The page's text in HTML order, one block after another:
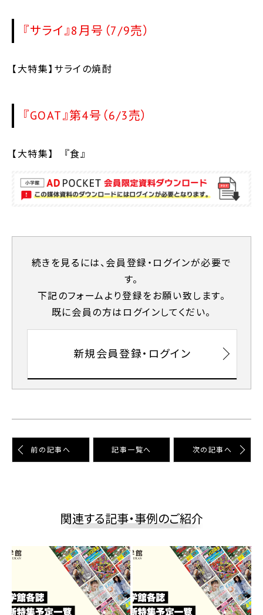
『サライ』8月号（7/9売）
【大特集】サライの焼酎
『GOAT』第4号（6/3売）
【大特集】 『食』
続きを⾒るには、会員登録・ログインが必要で
す。
下記のフォームより登録をお願い致します。
既に会員の⽅はログインしてくだい。
新規会員登録・ログイン
前の記事へ 記事⼀覧へ 次の記事へ
関連する記事・事例のご紹介